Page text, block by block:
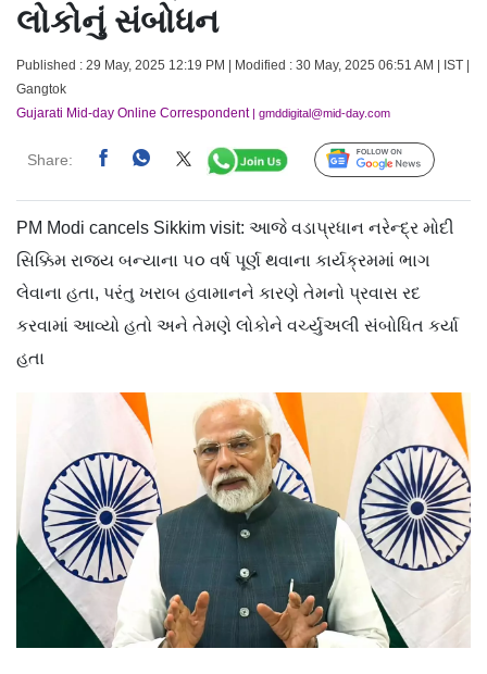
લોકોનું સંબોધન
Published : 29 May, 2025 12:19 PM | Modified : 30 May, 2025 06:51 AM | IST |
Gangtok
Gujarati Mid-day Online Correspondent| gmddigital@mid-day.com
Share: Follow Us
PM Modi cancels Sikkim visit: આજે વડાપ્રધાન નરેન્દ્ર મોદી
સિક્કિમ રાજ્ય બન્યાના ૫૦ વર્ષ પૂર્ણ થવાના કાર્યક્રમમાં ભાગ
લેવાના હતા, પરંતુ ખરાબ હવામાનને કારણે તેમનો પ્રવાસ રદ
કરવામાં આવ્યો હતો અને તેમણે લોકોને વર્ચ્યુઅલી સંબોધિત કર્યા
હતા